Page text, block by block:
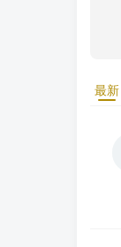
最新